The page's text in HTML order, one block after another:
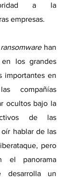
a la
empresas.
ransomware han
los grandes
importantes en
compañías
ocultos bajo la
de las
hablar de las
pero
el panorama
desarrolla un